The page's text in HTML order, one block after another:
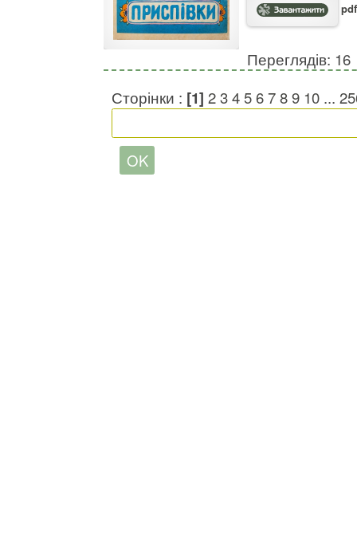
Переглядів: 16
Сторінки : [1] 23456789 10 ...